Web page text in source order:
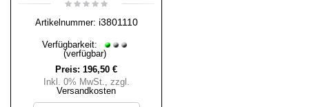
Artikelnummer: i3801110
Verfügbarkeit:
(verfügbar)
Preis: 196,50 €
Inkl. 0% MwSt., zzgl.
Versandkosten